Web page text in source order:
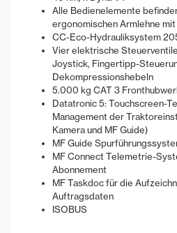
Alle Bedienelemente
ergonomischen Armlehne
CC-Eco-Hydrauliksystem
Vier elektrische
Joystick, Fingertipp-
Dekompressionshebeln
5.000 kg CAT 3
Datatronic 5: Touchscreen-
Management der
Kamera und MF Guide)
MF Guide
MF Connect Telemetrie-
Abonnement
MF Taskdoc für die
Auftragsdaten
ISOBUS